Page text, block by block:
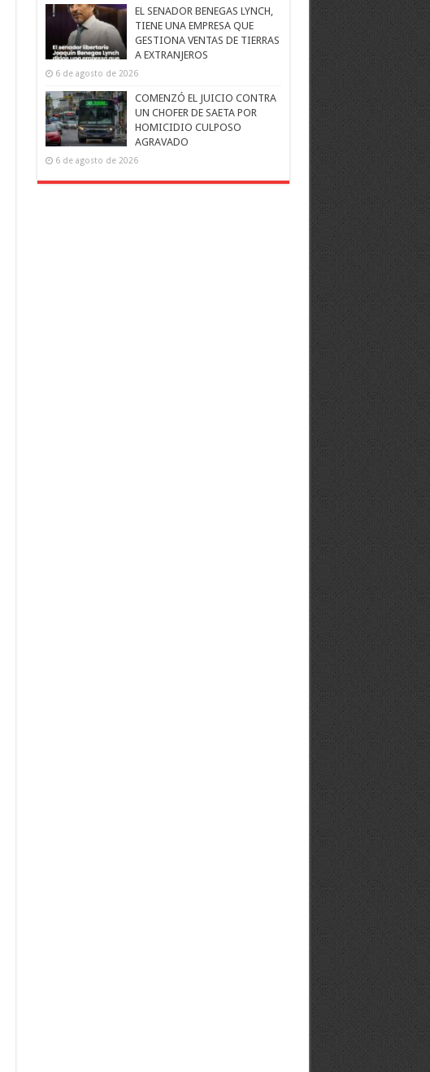
EL SENADOR BENEGAS LYNCH,
TIENE UNA EMPRESA QUE
GESTIONA VENTAS DE TIERRAS
A EXTRANJEROS
6 de agosto de 2026
COMENZÓ EL JUICIO CONTRA
UN CHOFER DE SAETA POR
HOMICIDIO CULPOSO
AGRAVADO
6 de agosto de 2026